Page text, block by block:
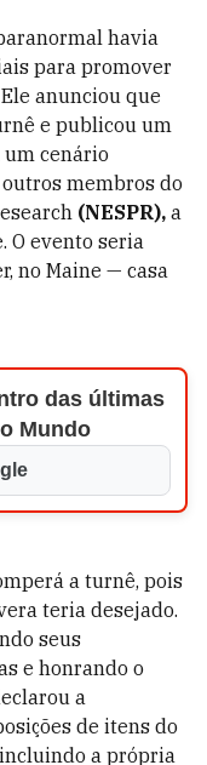
havia
para promover
anunciou que
e publicou um
cenário
membros do
(NESPR), a
O evento seria
no Maine — casa
das últimas
Mundo
a turnê, pois
teria desejado.
seus
e honrando o
a
de itens do
a própria